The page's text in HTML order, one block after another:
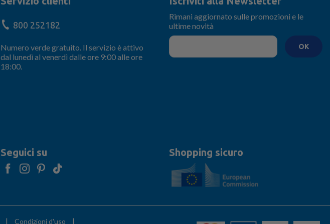
Rimani aggiornato sulle promozioni e le
ultime novità
OK
800 252182
Numero verde gratuito. Il servizio è attivo
dal lunedì al venerdì dalle ore 9:00 alle ore
18:00.
Seguici su Shopping sicuro
| Condizioni d'uso |